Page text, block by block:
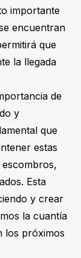
importante
encuentran
que
la llegada
de
y
que
estas
Esta
y crear
la cuantía
los próximos